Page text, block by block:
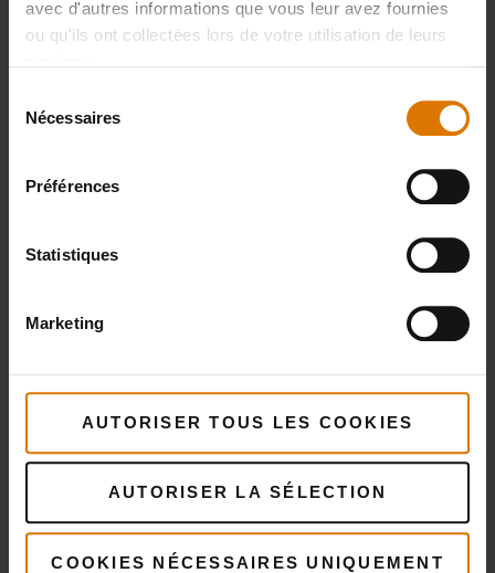
avec d'autres informations que vous leur avez fournies
ou qu'ils ont collectées lors de votre utilisation de leurs
Nécessaires
Préférences
Statistiques
Marketing
AUTORISER TOUS LES COOKIES
AUTORISER LA SÉLECTION
COOKIES NÉCESSAIRES UNIQUEMENT
IMPRIMER LA LISTE
recommandés
Presse pour
plancha
Cloche de
cuisson
Voir